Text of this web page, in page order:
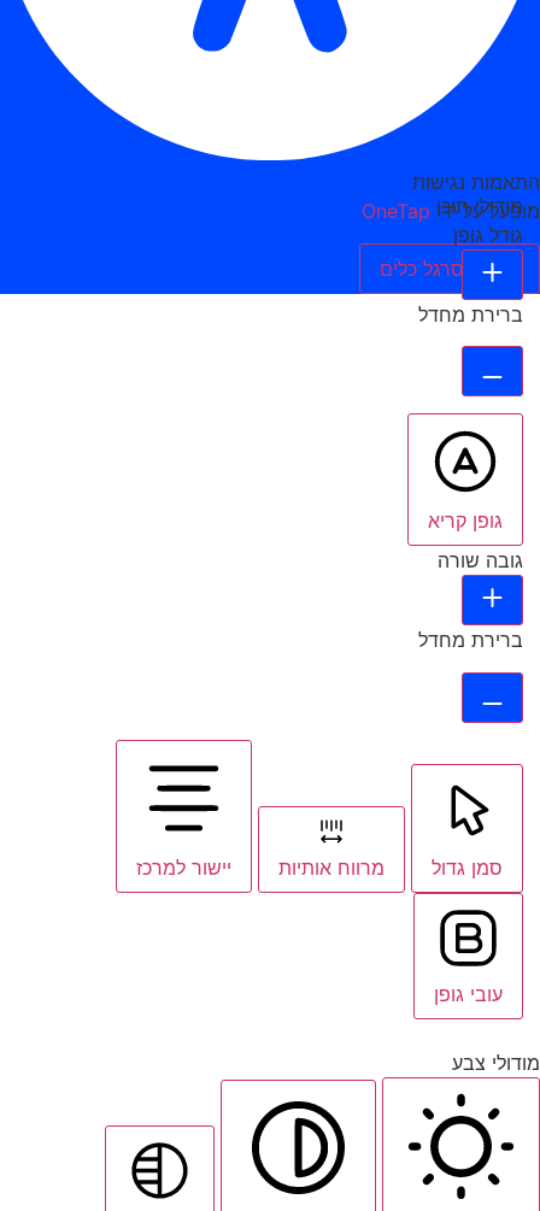
התאמות נגישות
מופעל על ידי OneTap
הסתר סרגל כלים
מודולי תוכן
גודל גופן
ברירת מחדל
גופן קריא
גובה שורה
ברירת מחדל
סמן גדול מרווח אותיות יישור למרכז
עובי גופן
מודולי צבע